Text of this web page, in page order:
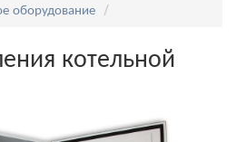
оборудование
котельной